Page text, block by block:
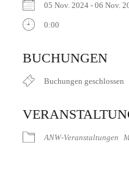
05 Nov. 2024 - 06 Nov.
0:00
BUCHUNGEN
Buchungen geschlossen
ANW-Veranstaltungen